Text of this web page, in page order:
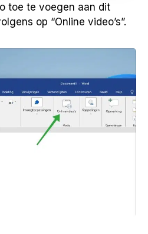
toe te voegen aan dit
op “Online video’s”.